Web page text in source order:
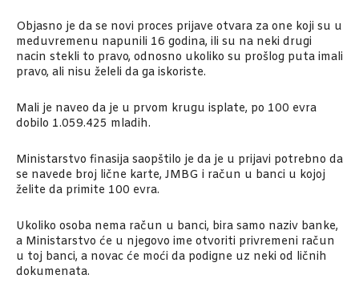
Objasno je da se novi proces prijave otvara za one koji su u
meduvremenu napunili 16 godina, ili su na neki drugi
nacin stekli to pravo, odnosno ukoliko su prošlog puta imali
pravo, ali nisu želeli da ga iskoriste.
Mali je naveo da je u prvom krugu isplate, po 100 evra
dobilo 1.059.425 mladih.
Ministarstvo finasija saopštilo je da je u prijavi potrebno da
se navede broj lične karte, JMBG i račun u banci u kojoj
želite da primite 100 evra.
Ukoliko osoba nema račun u banci, bira samo naziv banke,
a Ministarstvo će u njegovo ime otvoriti privremeni račun
u toj banci, a novac će moći da podigne uz neki od ličnih
dokumenata.